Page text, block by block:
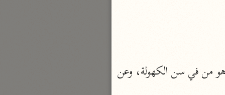
أيسر التفاسير